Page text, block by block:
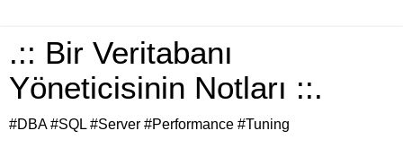
.:: Bir Veritabanı
Yöneticisinin Notları ::.
#DBA #SQL #Server #Performance #Tuning